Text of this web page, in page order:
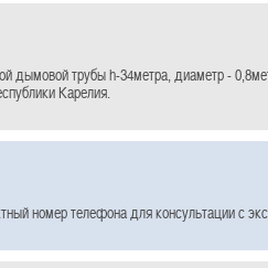
дымовой трубы h-34метра, диаметр -
Карелия.
номер телефона для консультации с